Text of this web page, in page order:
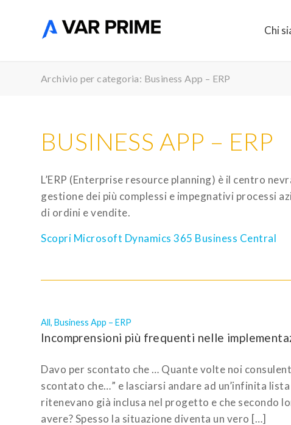
Chi
Archivio per categoria: Business App – ERP
BUSINESS APP – ERP
L’ERP (Enterprise resource planning) è il centro
gestione dei più complessi e impegnativi processi
di ordini e vendite.
Scopri Microsoft Dynamics 365 Business Central
All, Business App – ERP
Incomprensioni più frequenti nelle
Davo per scontato che … Quante volte noi
scontato che…” e lasciarsi andare ad un’infinita
ritenevano già inclusa nel progetto e che secondo
avere? Spesso la situazione diventa un vero […]